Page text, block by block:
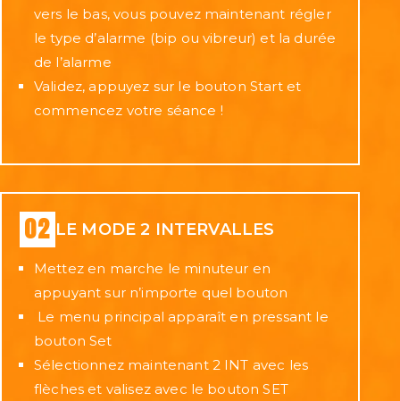
vers le bas, vous pouvez maintenant régler
le type d’alarme (bip ou vibreur) et la durée
de l’alarme
Validez, appuyez sur le bouton Start et
commencez votre séance !
LE MODE 2 INTERVALLES
Mettez en marche le minuteur en
appuyant sur n’importe quel bouton
Le menu principal apparaît en pressant le
bouton Set
Sélectionnez maintenant 2 INT avec les
flèches et valisez avec le bouton SET